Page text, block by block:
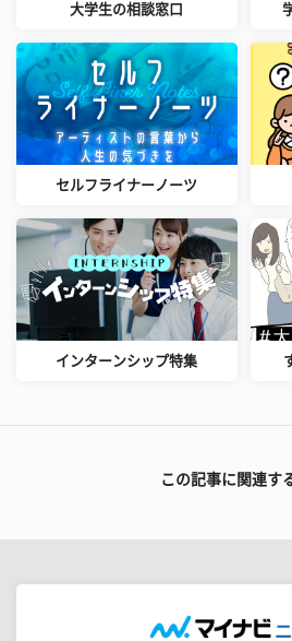
大学生の相談窓口
セルフライナーノーツ
インターンシップ特集
この記事に関連す